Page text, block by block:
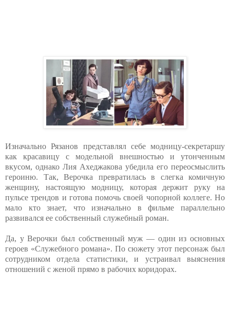
Изначально Рязанов представлял себе модницу-секретаршу
как красавицу с модельной внешностью и утонченным
вкусом, однако Лия Ахеджакова убедила его переосмыслить
героиню. Так, Верочка превратилась в слегка комичную
женщину, настоящую модницу, которая держит руку на
пульсе трендов и готова помочь своей чопорной коллеге. Но
мало кто знает, что изначально в фильме параллельно
развивался ее собственный служебный роман.
Да, у Верочки был собственный муж — один из основных
героев «Служебного романа». По сюжету этот персонаж был
сотрудником отдела статистики, и устраивал выяснения
отношений с женой прямо в рабочих коридорах.